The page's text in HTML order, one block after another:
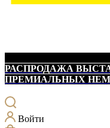
РАСПРОДАЖА
ПРЕМИАЛЬНЫХ
Войти